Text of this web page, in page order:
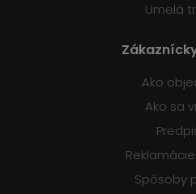
Umelá
Ako
Ako sa
Spôsoby